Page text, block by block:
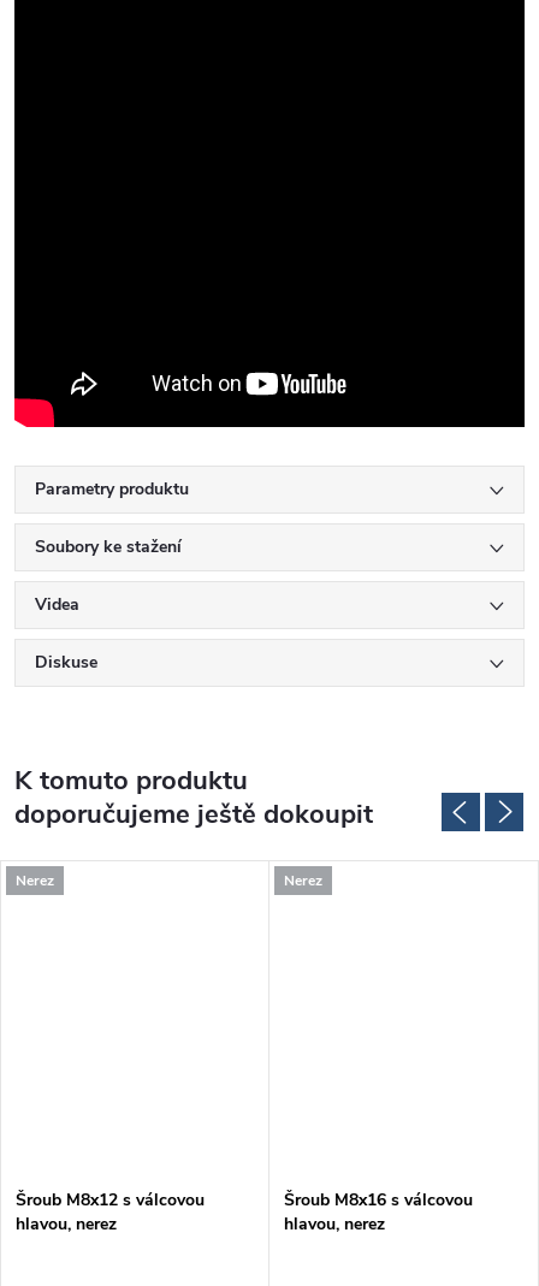
Parametry produktu
Soubory ke stažení
Videa
Diskuse
K tomuto produktu
doporučujeme ještě dokoupit
Nerez
Šroub M8x12 s válcovou
hlavou, nerez
Nerez
Šroub M8x16 s válcovou
hlavou, nerez